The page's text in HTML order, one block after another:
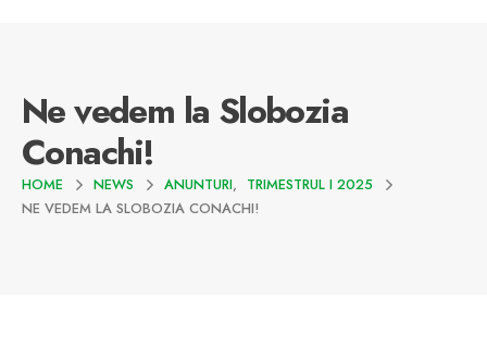
Ne vedem la Slobozia
Conachi!
HOME NEWS ANUNTURI, TRIMESTRUL I 2025
NE VEDEM LA SLOBOZIA CONACHI!